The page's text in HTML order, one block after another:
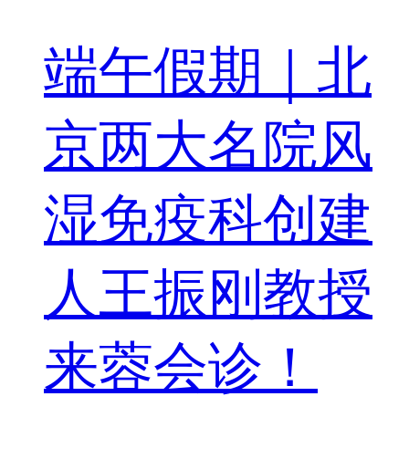
端午假期｜北
京两大名院风
湿免疫科创建
人王振刚教授
来蓉会诊！